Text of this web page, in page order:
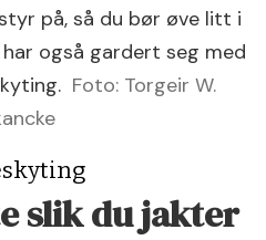
på, så du bør øve litt i
også gardert seg med
Foto: Torgeir W.
slik du jakter